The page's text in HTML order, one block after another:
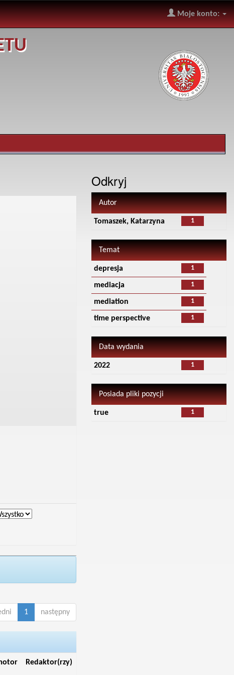
Moje konto:
1 następny
Redaktor(rzy)
Odkryj
Autor
1
Tomaszek, Katarzyna
Temat
1
depresja
1
mediacja
1
mediation
1
time perspective
Data wydania
1
2022
Posiada pliki pozycji
1
true